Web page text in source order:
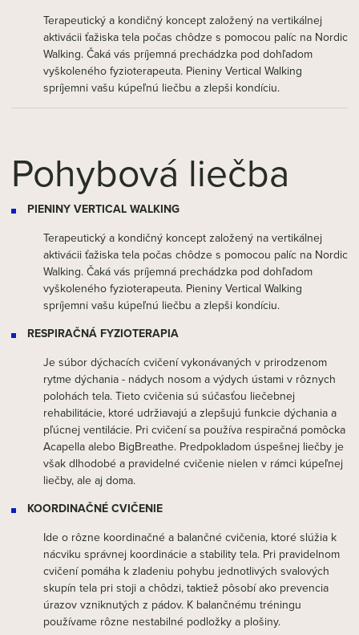
Terapeutický a kondičný koncept založený na vertikálnej
aktivácii ťažiska tela počas chôdze s pomocou palíc na Nordic
Walking. Čaká vás príjemná prechádzka pod dohľadom
vyškoleného fyzioterapeuta. Pieniny Vertical Walking
spríjemni vašu kúpeľnú liečbu a zlepši kondíciu.
Pohybová liečba
PIENINY VERTICAL WALKING
Terapeutický a kondičný koncept založený na vertikálnej
aktivácii ťažiska tela počas chôdze s pomocou palíc na Nordic
Walking. Čaká vás príjemná prechádzka pod dohľadom
vyškoleného fyzioterapeuta. Pieniny Vertical Walking
spríjemni vašu kúpeľnú liečbu a zlepši kondíciu.
RESPIRAČNÁ FYZIOTERAPIA
Je súbor dýchacích cvičení vykonávaných v prirodzenom
rytme dýchania - nádych nosom a výdych ústami v rôznych
polohách tela. Tieto cvičenia sú súčasťou liečebnej
rehabilitácie, ktoré udržiavajú a zlepšujú funkcie dýchania a
pľúcnej ventilácie. Pri cvičení sa používa respiračná pomôcka
Acapella alebo BigBreathe. Predpokladom úspešnej liečby je
však dlhodobé a pravidelné cvičenie nielen v rámci kúpeľnej
liečby, ale aj doma.
KOORDINAČNÉ CVIČENIE
Ide o rôzne koordinačné a balančné cvičenia, ktoré slúžia k
nácviku správnej koordinácie a stability tela. Pri pravidelnom
cvičení pomáha k zladeniu pohybu jednotlivých svalových
skupín tela pri stoji a chôdzi, taktiež pôsobí ako prevencia
úrazov vzniknutých z pádov. K balančnému tréningu
používame rôzne nestabilné podložky a plošiny.